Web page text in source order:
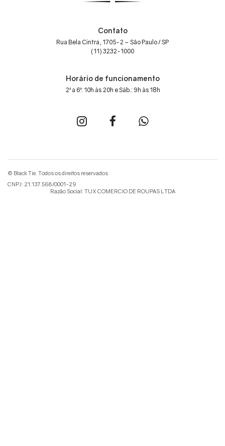
Contato
Rua Bela Cintra, 1705-2 – São Paulo / SP
(11) 3232-1000
Horário de funcionamento
2ª a 6ª: 10h às 20h e Sáb.: 9h às 18h
© Black Tie. Todos os direitos reservados
CNPJ: 21.137.568/0001-29
Razão Social: TUX COMERCIO DE ROUPAS LTDA